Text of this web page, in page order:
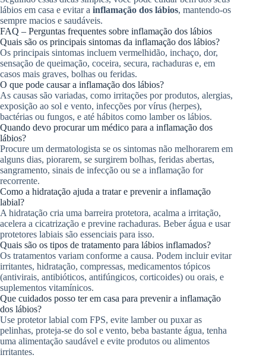
lábios em casa e evitar a inflamação dos lábios, mantendo-os
sempre macios e saudáveis.
FAQ – Perguntas frequentes sobre inflamação dos lábios
Quais são os principais sintomas da inflamação dos lábios?
Os principais sintomas incluem vermelhidão, inchaço, dor,
sensação de queimação, coceira, secura, rachaduras e, em
casos mais graves, bolhas ou feridas.
O que pode causar a inflamação dos lábios?
As causas são variadas, como irritações por produtos, alergias,
exposição ao sol e vento, infecções por vírus (herpes),
bactérias ou fungos, e até hábitos como lamber os lábios.
Quando devo procurar um médico para a inflamação dos
lábios?
Procure um dermatologista se os sintomas não melhorarem em
alguns dias, piorarem, se surgirem bolhas, feridas abertas,
sangramento, sinais de infecção ou se a inflamação for
recorrente.
Como a hidratação ajuda a tratar e prevenir a inflamação
labial?
A hidratação cria uma barreira protetora, acalma a irritação,
acelera a cicatrização e previne rachaduras. Beber água e usar
protetores labiais são essenciais para isso.
Quais são os tipos de tratamento para lábios inflamados?
Os tratamentos variam conforme a causa. Podem incluir evitar
irritantes, hidratação, compressas, medicamentos tópicos
(antivirais, antibióticos, antifúngicos, corticoides) ou orais, e
suplementos vitamínicos.
Que cuidados posso ter em casa para prevenir a inflamação
dos lábios?
Use protetor labial com FPS, evite lamber ou puxar as
pelinhas, proteja-se do sol e vento, beba bastante água, tenha
uma alimentação saudável e evite produtos ou alimentos
irritantes.